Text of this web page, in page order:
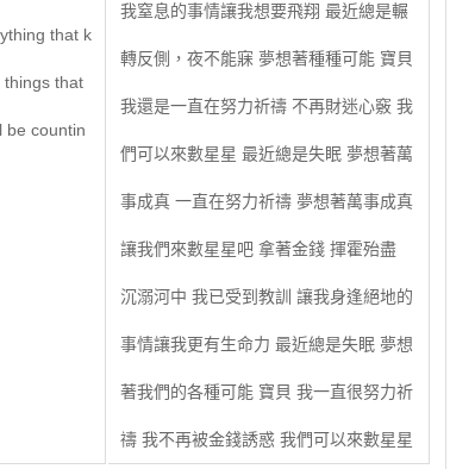
that k
things that
be countin
我窒息的事情讓我想要飛翔 最近總是輾
轉反側，夜不能寐 夢想著種種可能 寶貝
我還是一直在努力祈禱 不再財迷心竅 我
們可以來數星星 最近總是失眠 夢想著萬
事成真 一直在努力祈禱 夢想著萬事成真
讓我們來數星星吧 拿著金錢 揮霍殆盡
沉溺河中 我已受到教訓 讓我身逢絕地的
事情讓我更有生命力 最近總是失眠 夢想
著我們的各種可能 寶貝 我一直很努力祈
禱 我不再被金錢誘惑 我們可以來數星星